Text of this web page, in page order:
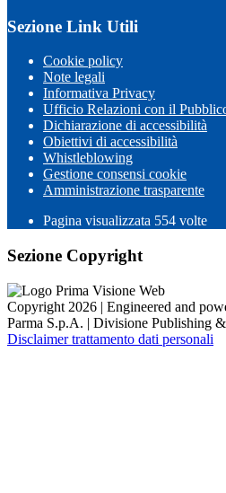
Sezione Link Utili
Cookie policy
Note legali
Informativa Privacy
Ufficio Relazioni con il
Dichiarazione di accessibilità
Obiettivi di accessibilità
Whistleblowing
Gestione consensi cookie
Amministrazione trasparente
Pagina visualizzata 554 volte
Sezione Copyright
Copyright 2026 | Engineered and
Parma S.p.A. | Divisione Publishing
Disclaimer trattamento dati personali